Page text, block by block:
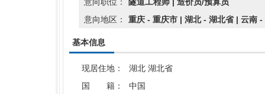
意向地区：
重庆 - 重庆市 | 湖北 - 湖北省 | 云南 -
基本信息
现居住地：
湖北 湖北省
国 籍：
中国